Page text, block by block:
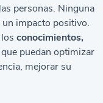
personas. Ninguna
impacto positivo.
losconocimientos,
puedan optimizar
mejorar su